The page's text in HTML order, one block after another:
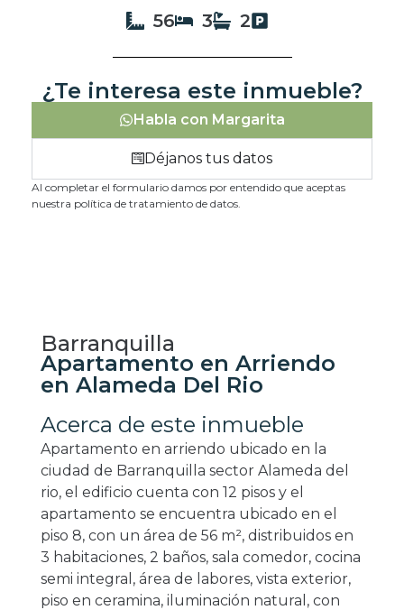
56 3 2
¿Te interesa este inmueble?
Habla con Margarita
Déjanos tus datos
Al completar el formulario damos por entendido que aceptas
nuestra política de tratamiento de datos.
Barranquilla
Apartamento en Arriendo
en Alameda Del Rio
Acerca de este inmueble
Apartamento en arriendo ubicado en la
ciudad de Barranquilla sector Alameda del
rio, el edificio cuenta con 12 pisos y el
apartamento se encuentra ubicado en el
piso 8, con un área de 56 m², distribuidos en
3 habitaciones, 2 baños, sala comedor, cocina
semi integral, área de labores, vista exterior,
piso en ceramina, iluminación natural, con